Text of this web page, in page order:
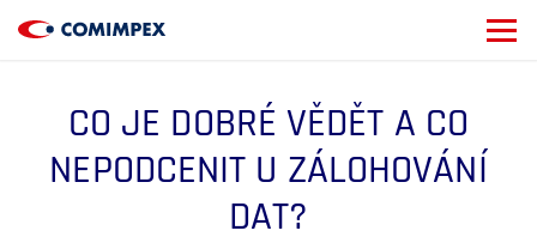
CO JE DOBRÉ VĚDĚT A CO
NEPODCENIT U ZÁLOHOVÁNÍ
DAT?